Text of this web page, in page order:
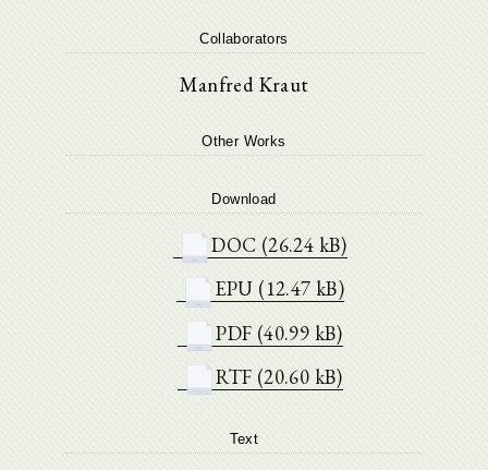
Collaborators
Manfred Kraut
Other Works
Download
DOC (26.24 kB)
EPU (12.47 kB)
PDF (40.99 kB)
RTF (20.60 kB)
Text